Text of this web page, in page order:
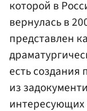
которой в
вернулась в
представлен
есть создания
из
интересующих